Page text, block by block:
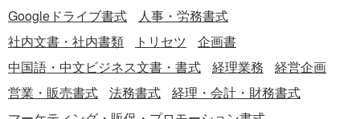
Googleドライブ書式
人事・労務書式
社内文書・社内書類
トリセツ
企画書
中国語・中文ビジネス文書・書式
経理業務
経営企画
営業・販売書式
法務書式
経理・会計・財務書式